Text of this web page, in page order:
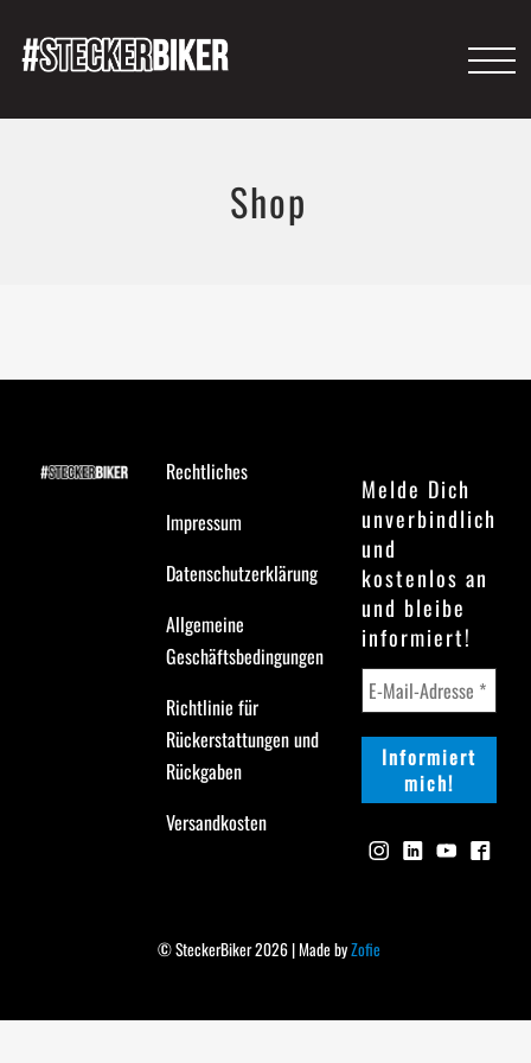
Shop
Rechtliches
Impressum
Datenschutzerklärung
Allgemeine
Geschäftsbedingungen
Richtlinie für
Rückerstattungen und
Rückgaben
Versandkosten
Melde Dich
unverbindlich
und
kostenlos an
und bleibe
informiert!
© SteckerBiker 2026 | Made byZofie